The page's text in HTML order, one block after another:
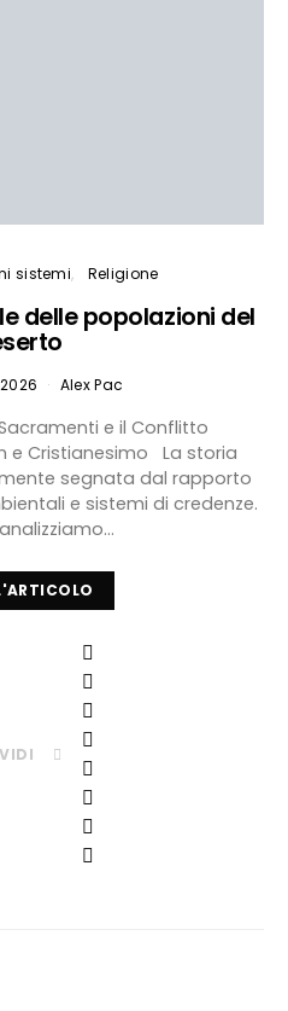
sistemi Religione
delle popolazioni del
Alex Pac
e il Conflitto
e Cristianesimo La storia
segnata dal rapporto
e sistemi di credenze.